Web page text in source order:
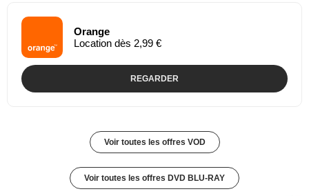
Orange
Location dès 2,99 €
REGARDER
Voir toutes les offres VOD
Voir toutes les offres DVD BLU-RAY